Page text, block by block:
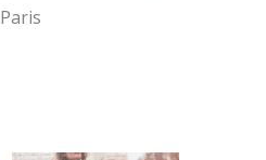
Paris